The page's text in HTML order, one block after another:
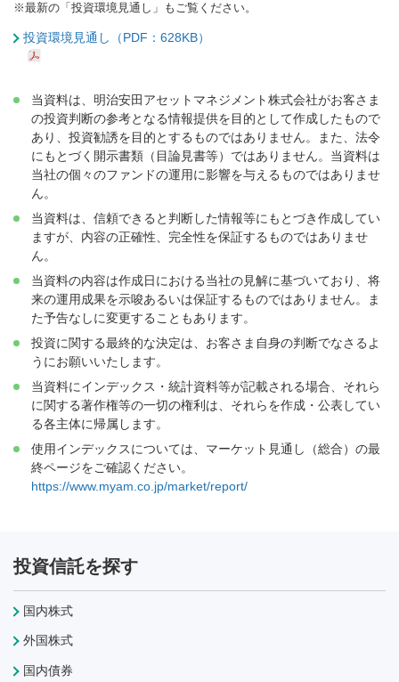
※最新の「投資環境見通し」もご覧ください。
投資環境見通し（PDF：628KB）
当資料は、明治安田アセットマネジメント株式会社がお客さま
の投資判断の参考となる情報提供を目的として作成したもので
あり、投資勧誘を目的とするものではありません。また、法令
にもとづく開示書類（目論見書等）ではありません。当資料は
当社の個々のファンドの運用に影響を与えるものではありませ
ん。
当資料は、信頼できると判断した情報等にもとづき作成してい
ますが、内容の正確性、完全性を保証するものではありませ
ん。
当資料の内容は作成日における当社の見解に基づいており、将
来の運用成果を示唆あるいは保証するものではありません。ま
た予告なしに変更することもあります。
投資に関する最終的な決定は、お客さま自身の判断でなさるよ
うにお願いいたします。
当資料にインデックス・統計資料等が記載される場合、それら
に関する著作権等の一切の権利は、それらを作成・公表してい
る各主体に帰属します。
使用インデックスについては、マーケット見通し（総合）の最
終ページをご確認ください。
https://www.myam.co.jp/market/report/
投資信託を探す
国内株式
外国株式
国内債券